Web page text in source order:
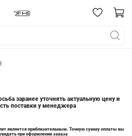
заранее уточнять актуальную цену и
поставки у менеджера
является приблизительным. Точную сумму оплаты вы
при оформлении заказа